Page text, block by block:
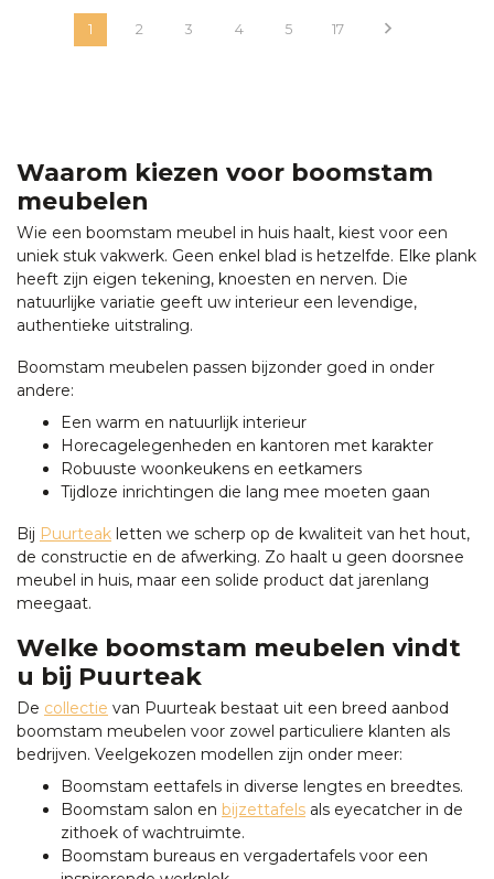
1 2 3 4 5 17
Waarom kiezen voor boomstam
meubelen
Wie een boomstam meubel in huis haalt, kiest voor een
uniek stuk vakwerk. Geen enkel blad is hetzelfde. Elke plank
heeft zijn eigen tekening, knoesten en nerven. Die
natuurlijke variatie geeft uw interieur een levendige,
authentieke uitstraling.
Boomstam meubelen passen bijzonder goed in onder
andere:
Een warm en natuurlijk interieur
Horecagelegenheden en kantoren met karakter
Robuuste woonkeukens en eetkamers
Tijdloze inrichtingen die lang mee moeten gaan
Bij Puurteak letten we scherp op de kwaliteit van het hout,
de constructie en de afwerking. Zo haalt u geen doorsnee
meubel in huis, maar een solide product dat jarenlang
meegaat.
Welke boomstam meubelen vindt
u bij Puurteak
De collectie van Puurteak bestaat uit een breed aanbod
boomstam meubelen voor zowel particuliere klanten als
bedrijven. Veelgekozen modellen zijn onder meer:
Boomstam eettafels in diverse lengtes en breedtes.
Boomstam salon en bijzettafels als eyecatcher in de
zithoek of wachtruimte.
Boomstam bureaus en vergadertafels voor een